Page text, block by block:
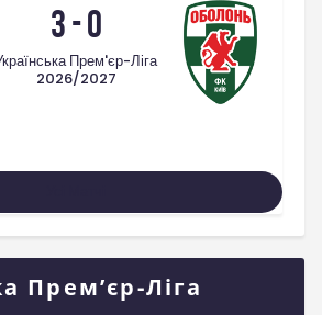
3-0
Прем'єр-Ліга
2026/2027
Прем’єр-Ліга